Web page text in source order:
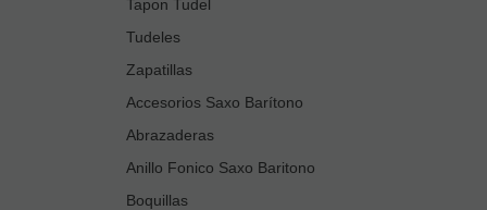
Tapon Tudel
Tudeles
Zapatillas
Accesorios Saxo Barítono
Abrazaderas
Anillo Fonico Saxo Baritono
Boquillas